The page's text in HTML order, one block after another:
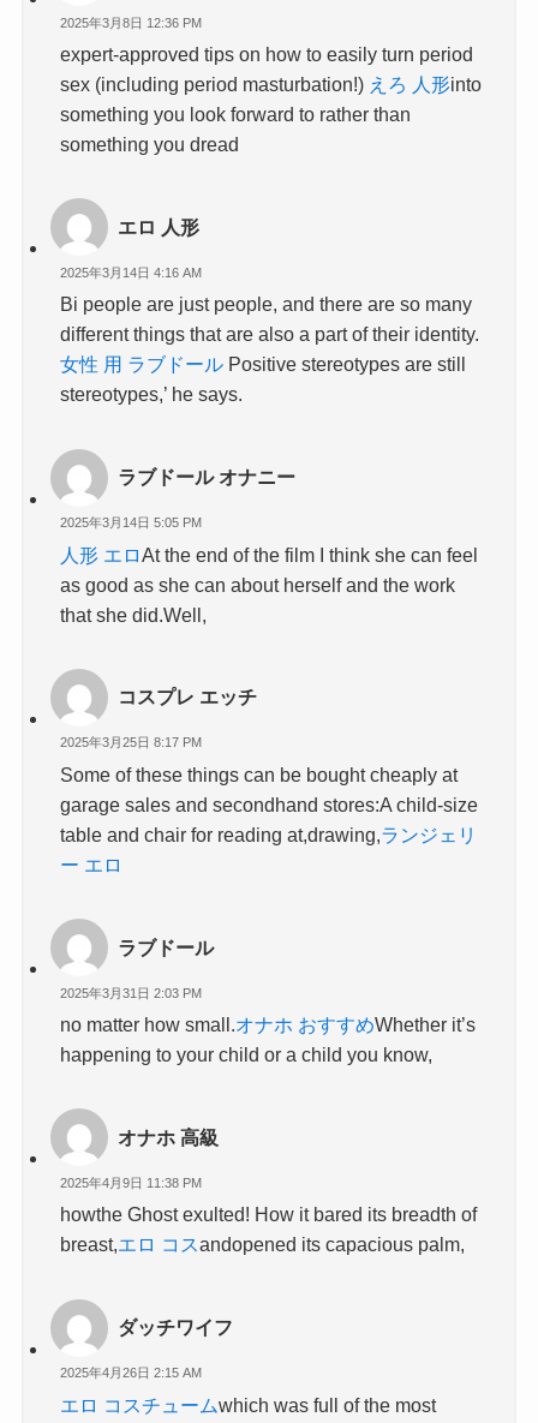
2025年3月8日 12:36 PM
expert-approved tips on how to easily turn period
sex (including period masturbation!) えろ 人形into
something you look forward to rather than
something you dread
エロ 人形
2025年3月14日 4:16 AM
Bi people are just people, and there are so many
different things that are also a part of their identity.
女性 用 ラブドール Positive stereotypes are still
stereotypes,’ he says.
ラブドール オナニー
2025年3月14日 5:05 PM
人形 エロAt the end of the film I think she can feel
as good as she can about herself and the work
that she did.Well,
コスプレ エッチ
2025年3月25日 8:17 PM
Some of these things can be bought cheaply at
garage sales and secondhand stores:A child-size
table and chair for reading at,drawing,ランジェリ
ー エロ
ラブドール
2025年3月31日 2:03 PM
no matter how small.オナホ おすすめWhether it’s
happening to your child or a child you know,
オナホ 高級
2025年4月9日 11:38 PM
howthe Ghost exulted! How it bared its breadth of
breast,エロ コスandopened its capacious palm,
ダッチワイフ
2025年4月26日 2:15 AM
エロ コスチュームwhich was full of the most